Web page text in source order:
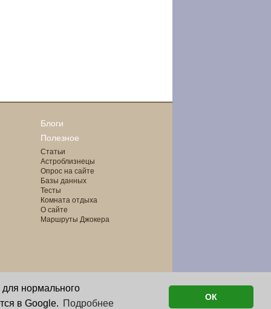
нормального
в Google. Подробнее
ОК
Блоги
Полезное
Статьи
Астроблизнецы
Опрос на сайте
Базы данных
Тесты
Комната отдыха
О сайте
Маршруты Джокера